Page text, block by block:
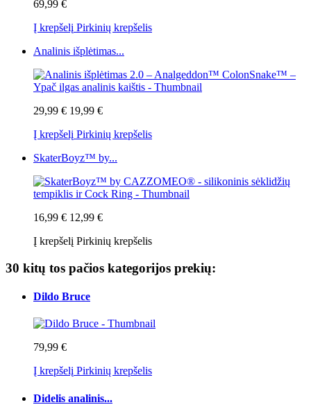
69,99 €
Į krepšelį Pirkinių krepšelis
Analinis išplėtimas...
29,99 € 19,99 €
Į krepšelį Pirkinių krepšelis
SkaterBoyz™ by...
16,99 € 12,99 €
Į krepšelį Pirkinių krepšelis
30 kitų tos pačios kategorijos prekių:
Dildo Bruce
79,99 €
Į krepšelį Pirkinių krepšelis
Didelis analinis...